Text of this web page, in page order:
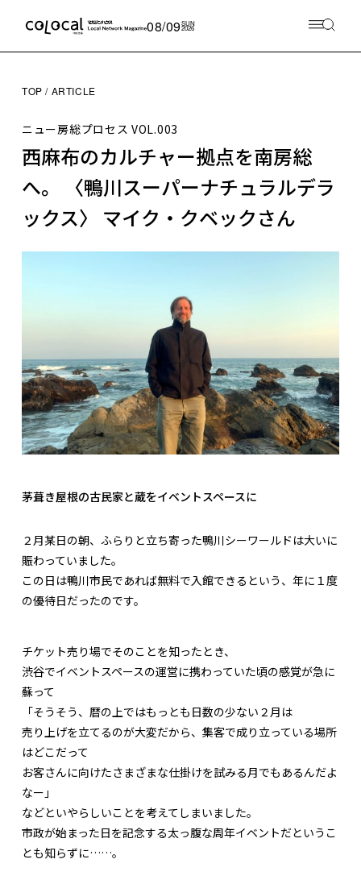
08/09SUN
2026
TOP ARTICLE
ニュー房総プロセス VOL.003
西麻布のカルチャー拠点を南房総
へ。 〈鴨川スーパーナチュラルデラ
ックス〉 マイク・クベックさん
茅葺き屋根の古民家と蔵をイベントスペースに
２月某日の朝、ふらりと立ち寄った鴨川シーワールドは大いに
賑わっていました。
この日は鴨川市民であれば無料で入館できるという、年に１度
の優待日だったのです。
チケット売り場でそのことを知ったとき、
渋谷でイベントスペースの運営に携わっていた頃の感覚が急に
蘇って
「そうそう、暦の上ではもっとも日数の少ない２月は
売り上げを立てるのが大変だから、集客で成り立っている場所
はどこだって
お客さんに向けたさまざまな仕掛けを試みる月でもあるんだよ
なー」
などといやらしいことを考えてしまいました。
市政が始まった日を記念する太っ腹な周年イベントだというこ
とも知らずに……。